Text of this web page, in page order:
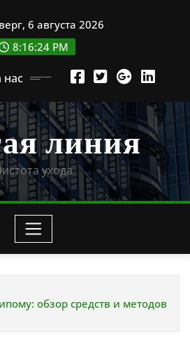
6 августа 2026
8:16:25 PM
нас
линия
ухода
обзор средств и методов